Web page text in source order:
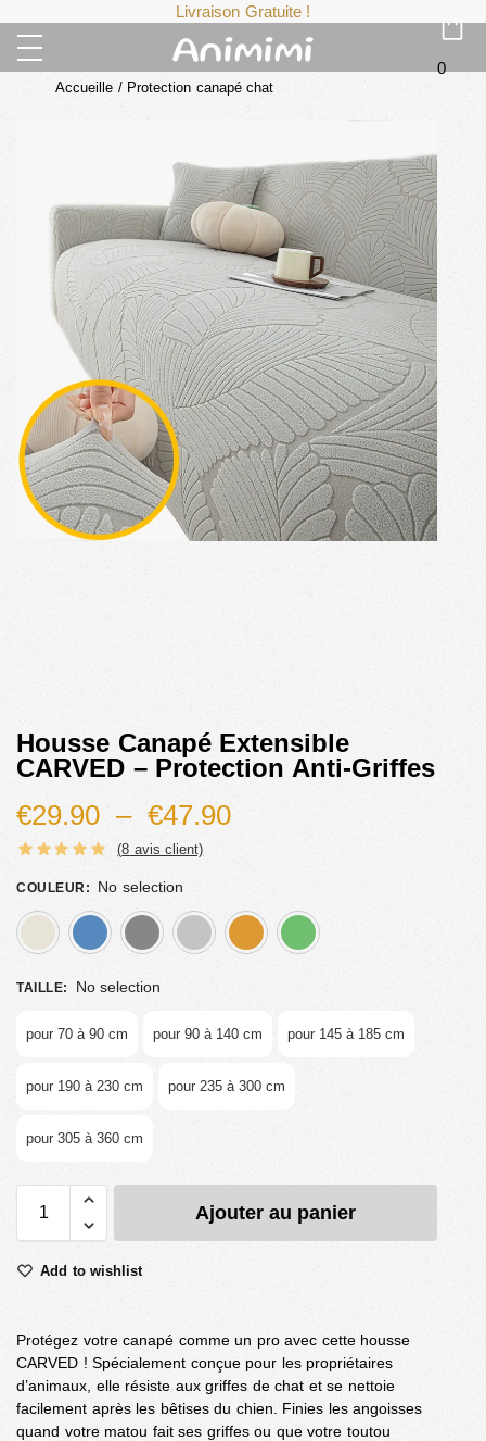
Livraison Gratuite !
0
Accueille / Protection canapé chat
Housse Canapé Extensible
CARVED – Protection Anti-Griffes
€29.90 – €47.90
(8 avis client)
COULEUR: No selection
beige bleu gris gris clair
TAILLE: No selection
pour 70 à 90 cm pour 90 à 140 cm pour 145 à 185 cm
pour 190 à 230 cm pour 235 à 300 cm
pour 305 à 360 cm
Ajouter au panier
Add to wishlist
Protégez votre canapé comme un pro avec cette housse
CARVED ! Spécialement conçue pour les propriétaires
d’animaux, elle résiste aux griffes de chat et se nettoie
facilement après les bêtises du chien. Finies les angoisses
quand votre matou fait ses griffes ou que votre toutou